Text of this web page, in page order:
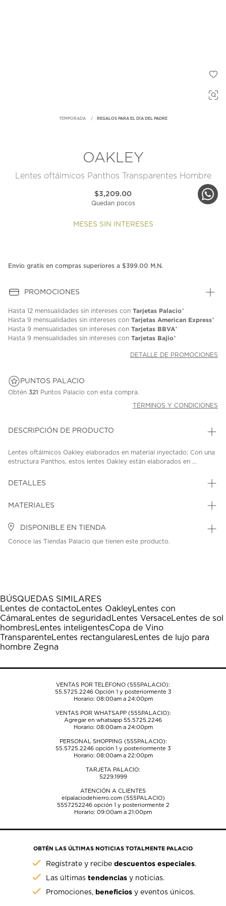
TEMPORADA REGALOS PARA EL DÍA DEL PADRE
OAKLEY
Lentes oftálmicos Panthos Transparentes Hombre
$3,209.00
Quedan pocos
MESES SIN INTERESES
Envío gratis en compras superiores a $399.00 M.N.
PROMOCIONES
Hasta 12 mensualidades sin intereses con Tarjetas Palacio*
Hasta 9 mensualidades sin intereses con Tarjetas American Express*
Hasta 9 mensualidades sin intereses con Tarjetas BBVA*
Hasta 9 mensualidades sin intereses con Tarjetas Bajio*
DETALLE DE PROMOCIONES
PUNTOS PALACIO
Obtén 321 Puntos Palacio con esta compra.
TÉRMINOS Y CONDICIONES
DESCRIPCIÓN DE PRODUCTO
Lentes oftálmicos Oakley elaborados en material inyectado; Con una
estructura Panthos, estos lentes Oakley están elaborados en ...
DETALLES
MATERIALES
DISPONIBLE EN TIENDA
Conoce las Tiendas Palacio que tienen este producto.
BÚSQUEDAS SIMILARES
Lentes de contactoLentes OakleyLentes con
CámaraLentes de seguridad Lentes VersaceLentes de sol
hombresLentes inteligentesCopa de Vino
TransparenteLentes rectangularesLentes de lujo para
hombre Zegna
VENTAS POR TELÉFONO (555PALACIO):
55.5725.2246Opción 1 y posteriormente 3
Horario: 08:00am a 24:00pm
VENTAS POR WHATSAPP (555PALACIO):
Agregar en whatsapp 55.5725.2246
Horario: 08:00am a 24:00pm
PERSONAL SHOPPING (555PALACIO):
55.5725.2246opción 1 y posteriormente 3
Horario: 08:00am a 22:00pm
TARJETA PALACIO:
5229.1999
ATENCIÓN A CLIENTES
elpalaciodehierro.com (555PALACIO)
5557252246opción 1 y posteriormente 2
Horario: 09:00am a 21:00pm
OBTÉN LAS ÚLTIMAS NOTICIAS TOTALMENTE PALACIO
Regístrate y recibedescuentos especiales.
Las últimastendencias y noticias.
Promociones, beneficios y eventos únicos.